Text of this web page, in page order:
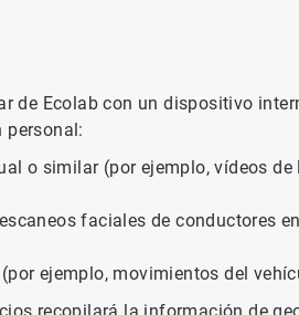
de Ecolab con un dispositivo
personal:
o similar (por ejemplo, vídeos
faciales de conductores
ejemplo, movimientos del